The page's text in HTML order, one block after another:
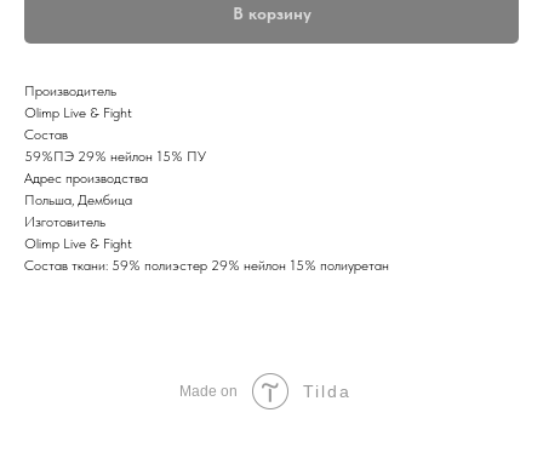
В корзину
Производитель
Olimp Live & Fight
Состав
59%ПЭ 29% нейлон 15% ПУ
Адрес производства
Польша, Дембица
Изготовитель
Olimp Live & Fight
Состав ткани: 59% полиэстер 29% нейлон 15% полиуретан
Made on Tilda